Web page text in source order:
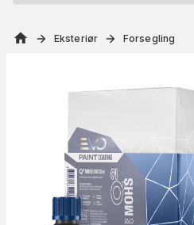
Eksteriør Forsegling